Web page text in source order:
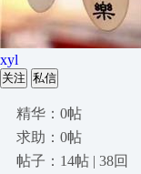
xyl
关注 私信
精华：0帖
求助：0帖
帖子：14帖 | 38回